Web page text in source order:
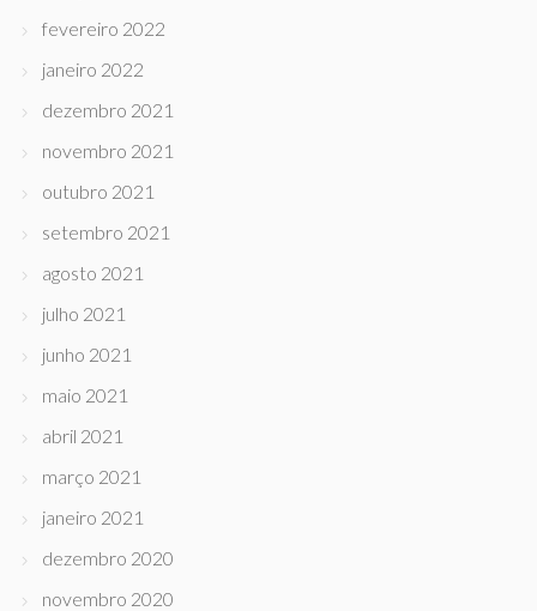
fevereiro 2022
janeiro 2022
dezembro 2021
novembro 2021
outubro 2021
setembro 2021
agosto 2021
julho 2021
junho 2021
maio 2021
abril 2021
março 2021
janeiro 2021
dezembro 2020
novembro 2020